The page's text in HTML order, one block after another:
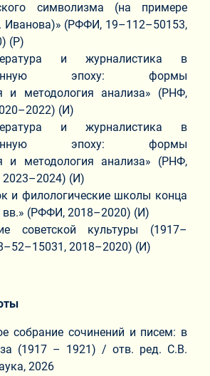
символизма (на примере
Иванова)» (РФФИ, 19–112–50153,
(Р)
и журналистика в
эпоху: формы
и методология анализа» (РНФ,
(И)
и журналистика в
эпоху: формы
и методология анализа» (РНФ,
(И)
и филологические школы конца
вв.» (РФФИ, 2018–2020) (И)
советской культуры (1917–
2018–2020) (И)
собрание сочинений и писем: в
(1917 – 1921) / отв. ред. С.В.
2026